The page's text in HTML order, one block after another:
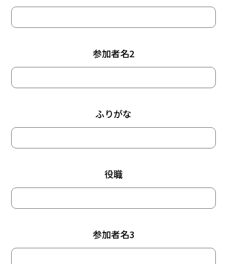
参加者名2
ふりがな
役職
参加者名3